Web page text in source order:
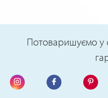
Потоваришуємо у